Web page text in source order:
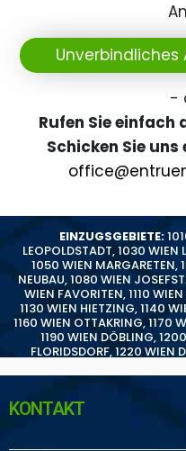
-
Rufen Sie einfach
Schicken Sie
EINZUGSGEBIETE:
LEOPOLDSTADT,1030 WIEN
1050 WIEN MARGARETEN,
NEUBAU,1080 WIEN
WIEN FAVORITEN,1110
1130 WIEN HIETZING,1140
1160 WIEN OTTAKRING,1170
1190 WIEN DÖBLING,
FLORIDSDORF,1220 WIEN
KONTAKT